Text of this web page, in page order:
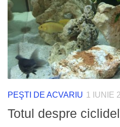
PEŞTI DE ACVARIU 1 IUNIE
Totul despre